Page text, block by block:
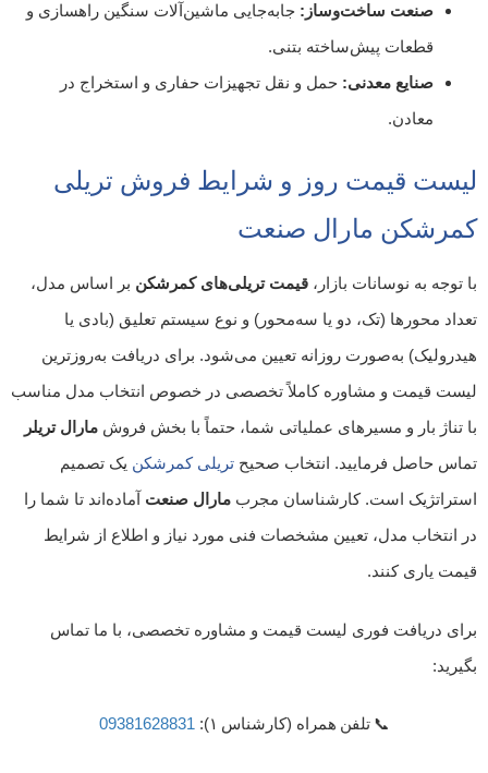
صنعت ساخت‌وساز: جابه‌جایی ماشین‌آلات سنگین راهسازی و
قطعات پیش‌ساخته بتنی.
صنایع معدنی: حمل و نقل تجهیزات حفاری و استخراج در
معادن.
لیست قیمت روز و شرایط فروش تریلی
کمرشکن مارال صنعت
با توجه به نوسانات بازار، قیمت تریلی‌های کمرشکن بر اساس مدل،
تعداد محورها (تک، دو یا سه‌محور) و نوع سیستم تعلیق (بادی یا
هیدرولیک) به‌صورت روزانه تعیین می‌شود. برای دریافت به‌روزترین
لیست قیمت و مشاوره کاملاً تخصصی در خصوص انتخاب مدل مناسب
با تناژ بار و مسیرهای عملیاتی شما، حتماً با بخش فروش مارال تریلر
تماس حاصل فرمایید. انتخاب صحیح تریلی کمرشکن یک تصمیم
استراتژیک است. کارشناسان مجرب مارال صنعت آماده‌اند تا شما را
در انتخاب مدل، تعیین مشخصات فنی مورد نیاز و اطلاع از شرایط
قیمت یاری کنند.
برای دریافت فوری لیست قیمت و مشاوره تخصصی، با ما تماس
بگیرید:
📞 تلفن همراه (کارشناس ۱): 09381628831